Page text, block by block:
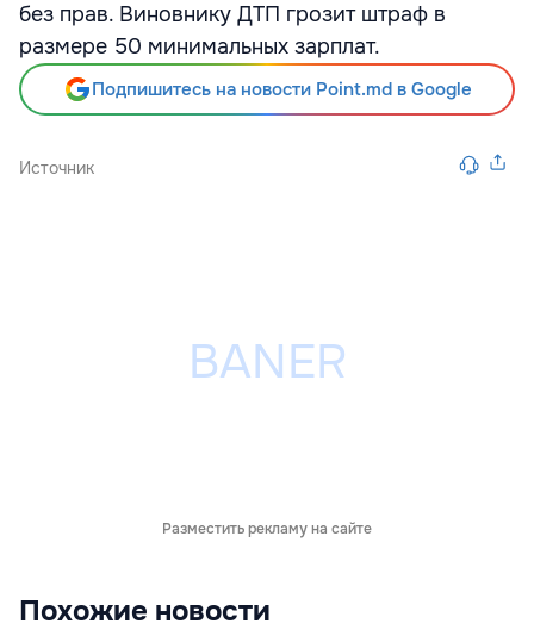
без прав. Виновнику ДТП грозит штраф в
размере 50 минимальных зарплат.
Подпишитесь на новости Point.md в Google
Источник
Разместить рекламу на сайте
Похожие новости